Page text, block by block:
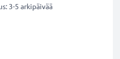
3-5 arkipäivää